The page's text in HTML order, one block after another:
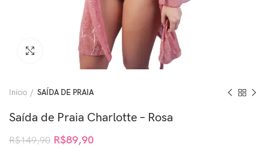
Clique para ampliar
Início SAÍDA DE PRAIA
Saída de Praia Charlotte – Rosa
R$149,90 R$89,90